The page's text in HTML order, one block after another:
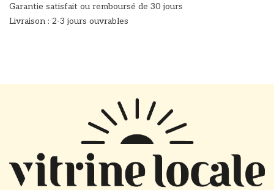
Garantie satisfait ou remboursé de 30 jours
Livraison : 2-3 jours ouvrables